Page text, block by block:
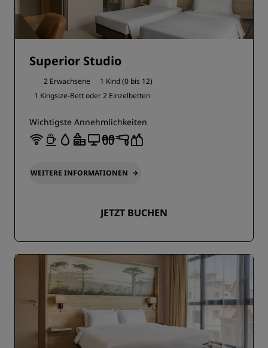
Superior Studio
2 Erwachsene
1 Kind (0 bis 12)
1 Kingsize-Bett oder2 Einzelbetten
Wichtigste Annehmlichkeiten
WEITERE INFORMATIONEN
JETZT BUCHEN